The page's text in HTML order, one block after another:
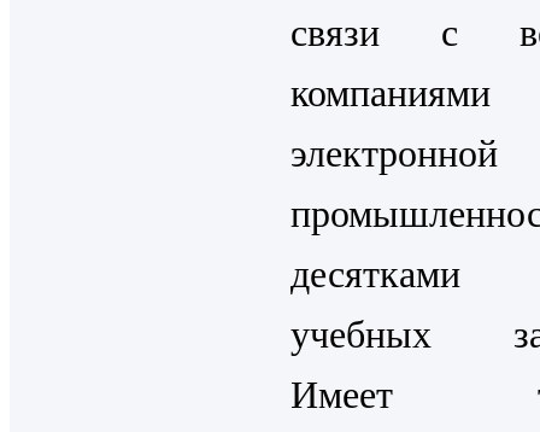
связи с
компаниями
электронной
десятками
учебных
Имеет